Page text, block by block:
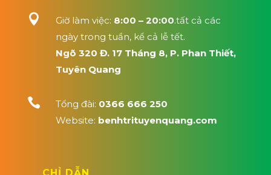
 Giờ làm việc: 8:00 – 20:00.tất cả các
ngày trong tuần, kể cả lễ tết.
Ngõ 320 Đ. 17 Tháng 8, P. Phan Thiết,
Tuyên Quang
 Tổng đài: 0366 666 250
Website: benhtrituyenquang.com
CHỈ DẪN